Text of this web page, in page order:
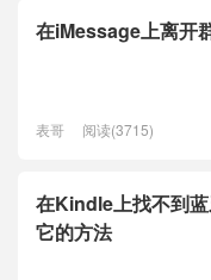
在iMessage上离开
表哥 阅读(3715)
在Kindle上找不到
它的方法